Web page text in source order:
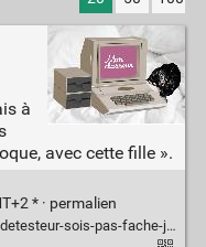
à
avec cette fille ».
* · permalien
jpeux-te-faire-une-pipe-si-tu-veux